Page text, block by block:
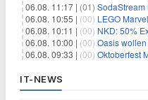
06.08. 11:17 | (01) SodaStream
06.08. 10:55 | (00) LEGO Marvel
06.08. 10:11 | (00) NKD: 50%
06.08. 10:00 | (00) Oasis wollen alte
06.08. 09:33 | (00) Oktoberfest München:
IT-NEWS